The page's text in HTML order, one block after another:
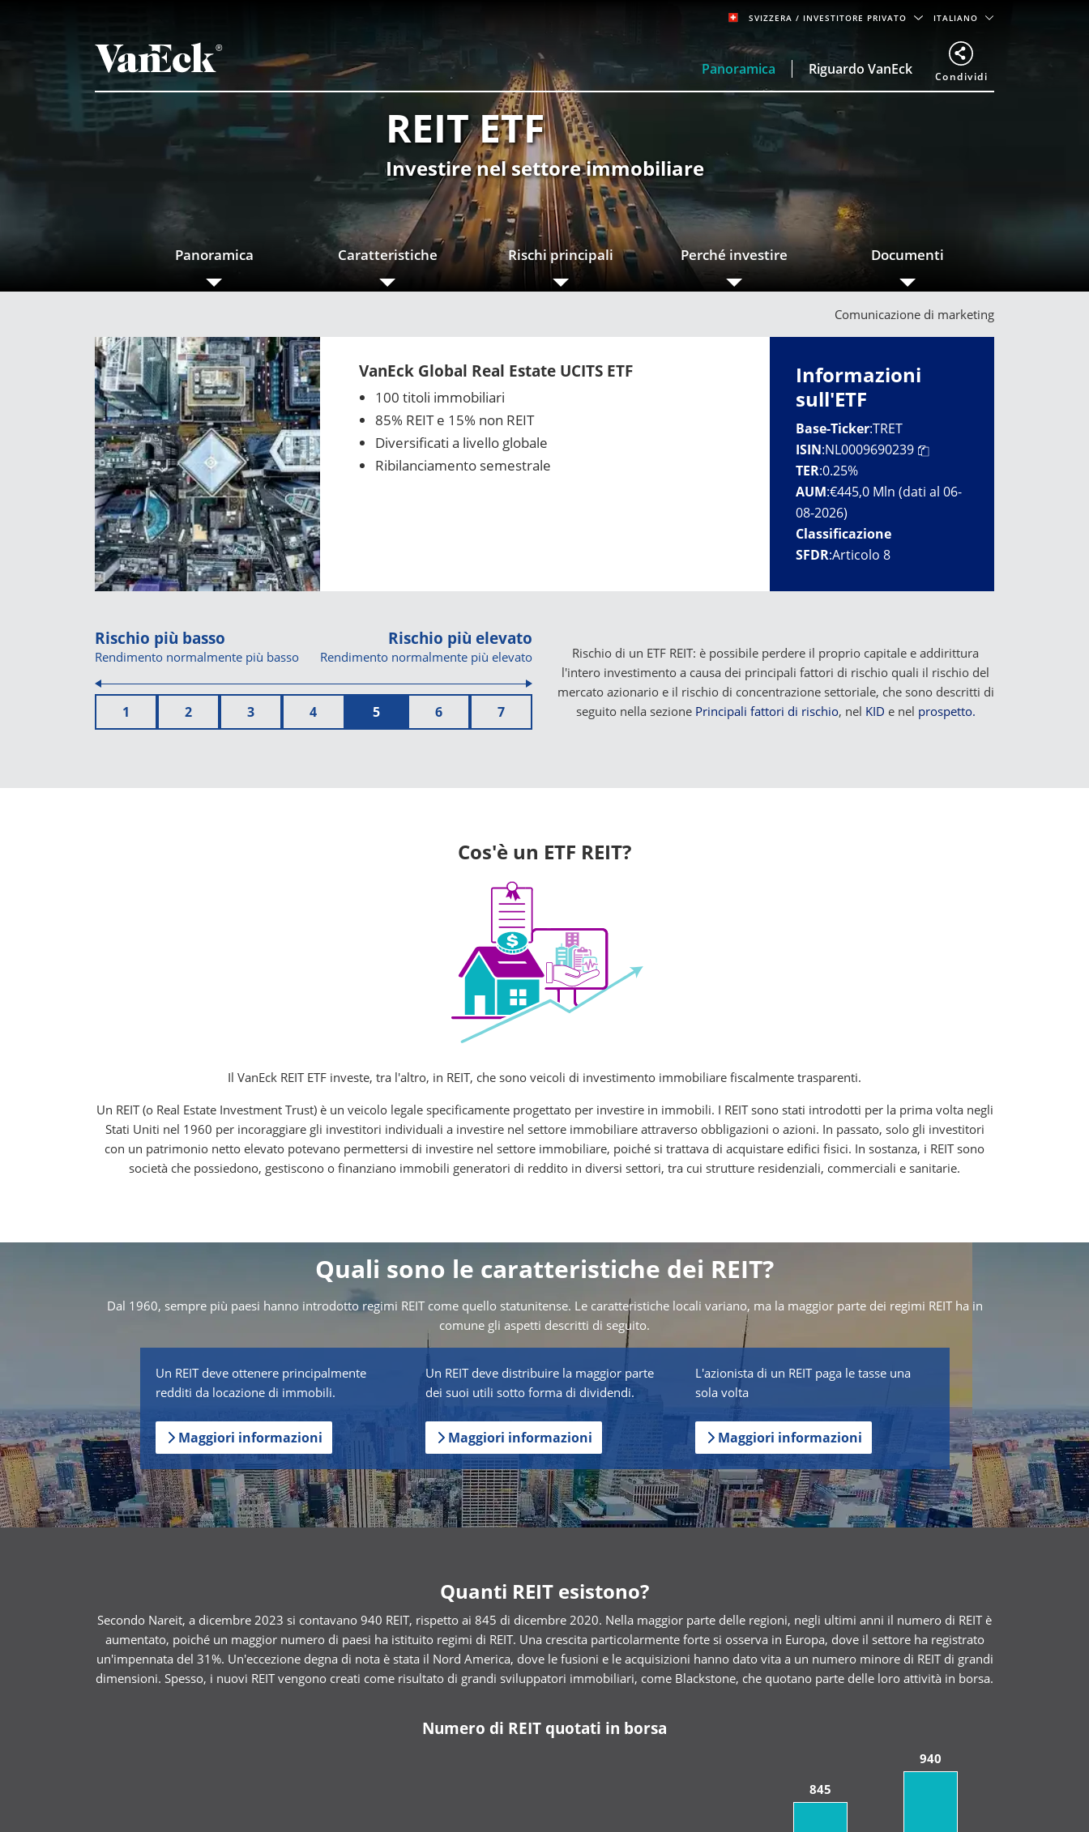
SVIZZERA/ INVESTITORE PRIVATO ITALIANO
Panoramica Riguardo VanEck Condividi
REIT ETF
Investire nel settore immobiliare
Panoramica Caratteristiche Rischi principali Perché investire Documenti
Comunicazione di marketing
VanEck Global Real Estate UCITS ETF
100 titoli immobiliari
85% REIT e 15% non REIT
Diversificati a livello globale
Ribilanciamento semestrale
Informazioni
sull'ETF
Base-Ticker:TRET
ISIN:NL0009690239
TER:0.25%
AUM:€445,0 Mln (dati al 06-
08-2026)
Classificazione
SFDR:Articolo 8
Rischio più basso
Rendimento normalmente più basso
Rischio più elevato
Rendimento normalmente più elevato
1 2 3 4 5 6 7
Rischio di un ETF REIT: è possibile perdere il proprio capitale e addirittura
l'intero investimento a causa dei principali fattori di rischio quali il rischio del
mercato azionario e il rischio di concentrazione settoriale, che sono descritti di
seguito nella sezione Principali fattori di rischio, nel KID e nel prospetto.
Cos'è un ETF REIT?
Il VanEck REIT ETF investe, tra l'altro, in REIT, che sono veicoli di investimento immobiliare fiscalmente trasparenti.
Un REIT (o Real Estate Investment Trust) è un veicolo legale specificamente progettato per investire in immobili. I REIT sono stati introdotti per la prima volta negli
Stati Uniti nel 1960 per incoraggiare gli investitori individuali a investire nel settore immobiliare attraverso obbligazioni o azioni. In passato, solo gli investitori
con un patrimonio netto elevato potevano permettersi di investire nel settore immobiliare, poiché si trattava di acquistare edifici fisici. In sostanza, i REIT sono
società che possiedono, gestiscono o finanziano immobili generatori di reddito in diversi settori, tra cui strutture residenziali, commerciali e sanitarie.
Quali sono le caratteristiche dei REIT?
Dal 1960, sempre più paesi hanno introdotto regimi REIT come quello statunitense. Le caratteristiche locali variano, ma la maggior parte dei regimi REIT ha in
comune gli aspetti descritti di seguito.
Un REIT deve ottenere principalmente
redditi da locazione di immobili.
Maggiori informazioni
Un REIT deve distribuire la maggior parte
dei suoi utili sotto forma di dividendi.
Maggiori informazioni
L'azionista di un REIT paga le tasse una
sola volta
Maggiori informazioni
Quanti REIT esistono?
Secondo Nareit, a dicembre 2023 si contavano 940 REIT, rispetto ai 845 di dicembre 2020. Nella maggior parte delle regioni, negli ultimi anni il numero di REIT è
aumentato, poiché un maggior numero di paesi ha istituito regimi di REIT. Una crescita particolarmente forte si osserva in Europa, dove il settore ha registrato
un'impennata del 31%. Un'eccezione degna di nota è stata il Nord America, dove le fusioni e le acquisizioni hanno dato vita a un numero minore di REIT di grandi
dimensioni. Spesso, i nuovi REIT vengono creati come risultato di grandi sviluppatori immobiliari, come Blackstone, che quotano parte delle loro attività in borsa.
Numero di REIT quotati in borsa
845
940